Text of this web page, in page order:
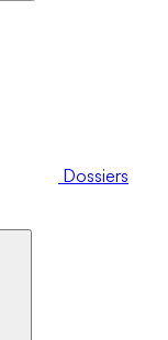
Dossiers